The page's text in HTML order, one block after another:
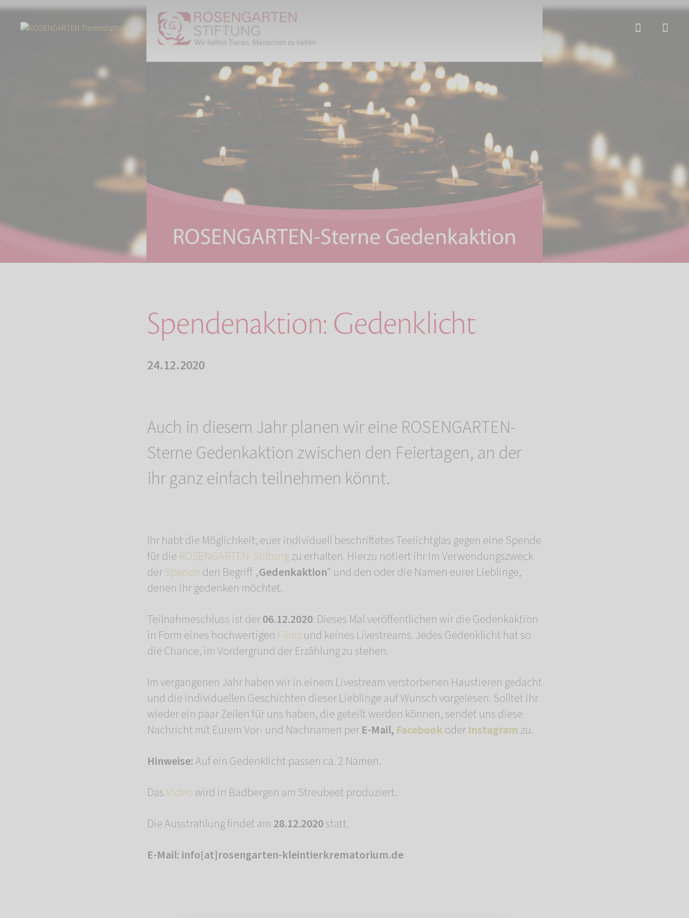
Spendenaktion: Gedenklicht
24.12.2020
Auch in diesem Jahr planen wir eine ROSENGARTEN-
Sterne Gedenkaktion zwischen den Feiertagen, an der
ihr ganz einfach teilnehmen könnt.
Ihr habt die Möglichkeit, euer individuell beschriftetes Teelichtglas gegen eine Spende
für die ROSENGARTEN-Stiftungzu erhalten. Hierzu notiert ihr im Verwendungszweck
derSpendeden Begriff „Gedenkaktion“ und den oder die Namen eurer Lieblinge,
denen ihr gedenken möchtet.
Teilnahmeschluss ist der06.12.2020. Dieses Mal veröffentlichen wir die Gedenkaktion
in Form eines hochwertigen Films und keines Livestreams. Jedes Gedenklicht hat so
die Chance, im Vordergrund der Erzählung zu stehen.
Im vergangenen Jahr haben wir in einem Livestream verstorbenen Haustieren gedacht
und die individuellen Geschichten dieser Lieblinge auf Wunsch vorgelesen. Solltet ihr
wieder ein paar Zeilen für uns haben, die geteilt werden können, sendet uns diese
Nachricht mit Eurem Vor- und Nachnamen perE-Mail, FacebookoderInstagram zu.
Hinweise:Auf ein Gedenklicht passen ca. 2 Namen.
DasVideowird in Badbergen am Streubeet produziert.
Die Ausstrahlung findet am 28.12.2020statt.
E-Mail: info[at]rosengarten-kleintierkrematorium.de